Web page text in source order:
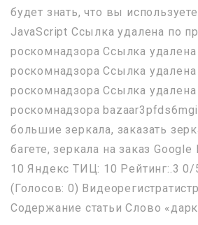
будет знать, что вы
JavaScript Ссылка удалена по
роскомнадзора Ссылка удалена
роскомнадзора Ссылка удалена
роскомнадзора Ссылка удалена
роскомнадзора
большие зеркала, заказать
багете, зеркала на заказ Google
10 Яндекс ТИЦ: 10 Рейтинг:.3 0/
(Голосов: 0)
Содержание статьи Слово